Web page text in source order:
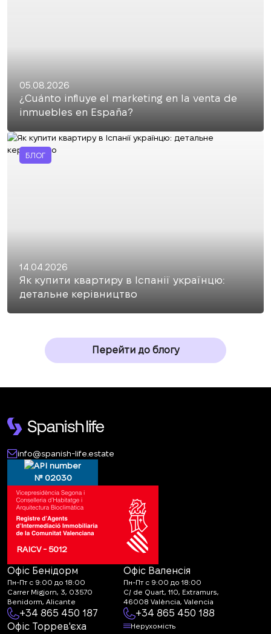
05.08.2026
¿Cuánto influye el marketing en la venta de
inmuebles en España?
БЛОГ
14.04.2026
Як купити квартиру в Іспанії українцю:
детальне керівництво
Перейти до блогу
info@spanish-life.estate
№ 02030
RAICV - 5012
Офіс Бенідорм
Пн-Пт с 9:00 до 18:00
Carrer Migjorn, 3, 03570
Benidorm, Alicante
+34 865 450 187
Офіс Валенсія
Пн-Пт с 9:00 до 18:00
C/ de Quart, 110, Extramurs,
46008 València, Valencia
+34 865 450 188
Офіс Торрев'єха
Нерухомість